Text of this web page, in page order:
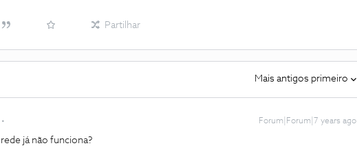
Partilhar
Mais antigos primeiro
Forum|Forum|7 years ago
já não funciona?